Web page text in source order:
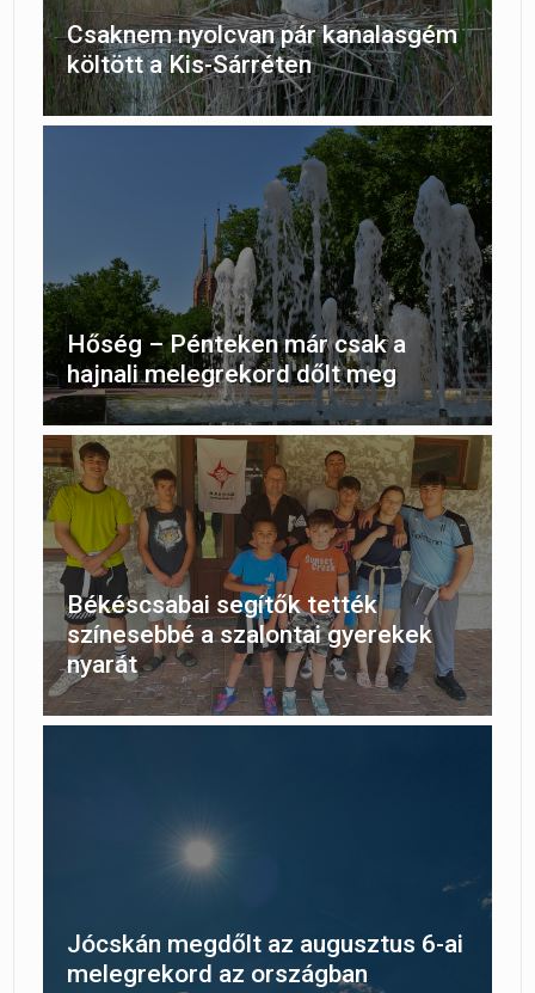
Csaknem nyolcvan pár kanalasgém
költött a Kis-Sárréten
Hőség – Pénteken már csak a
hajnali melegrekord dőlt meg
Békéscsabai segítők tették
színesebbé a szalontai gyerekek
nyarát
Jócskán megdőlt az augusztus 6-ai
melegrekord az országban